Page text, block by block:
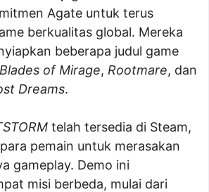
Agate untuk terus
berkualitas global. Mereka
beberapa judul game
Blades of Mirage, Rootmare, dan
Dreams.
telah tersedia di Steam,
pemain untuk merasakan
gameplay. Demo ini
misi berbeda, mulai dari